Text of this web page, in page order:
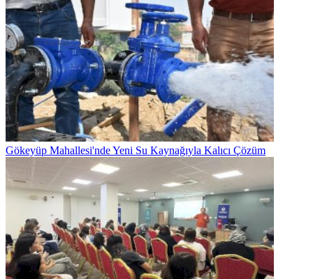
Gökeyüp Mahallesi'nde Yeni Su Kaynağıyla Kalıcı Çözüm